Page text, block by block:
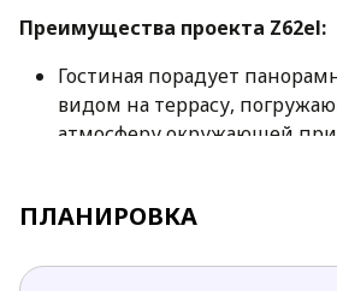
Преимущества проекта Z62el:
Гостиная порадует
видом на террасу,
атмосферу окружающей
Гости по достоинству
расположенного рядом с
небольшого санузла.
ПЛАНИРОВКА